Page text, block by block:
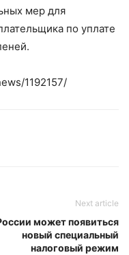
мер для
по уплате
1192157/
Next article
может появиться
новый специальный
налоговый режим